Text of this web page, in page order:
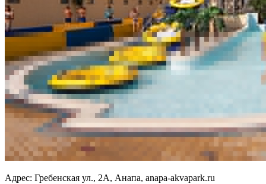
Адрес: Гребенская ул., 2А, Анапа, anapa-akvapark.ru